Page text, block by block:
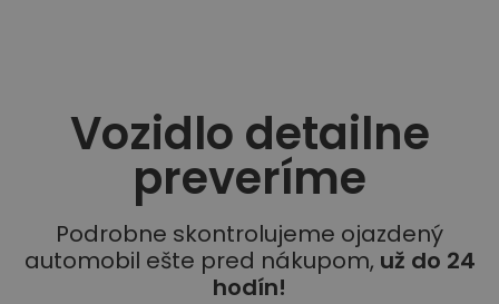
Vozidlo detailne
preveríme
Podrobne skontrolujeme ojazdený
automobil ešte pred nákupom, už do 24
hodín!